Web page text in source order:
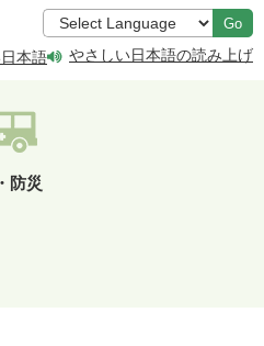
Go
本語 やさしい日本語の読み上げ
防災